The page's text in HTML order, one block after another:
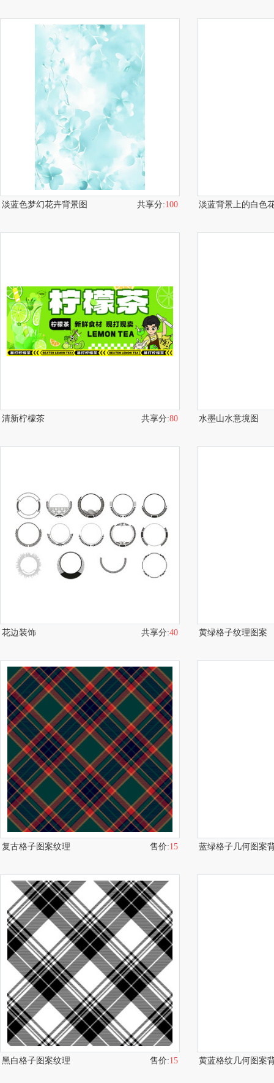
淡蓝色梦幻花卉背景图 共享分:100
清新柠檬茶 共享分:80 水墨山水意境图
花边装饰 共享分:40 黄绿格子纹理图案
复古格子图案纹理 售价:15 蓝绿格子几何图案
黑白格子图案纹理 售价:15 黄蓝格纹几何图案